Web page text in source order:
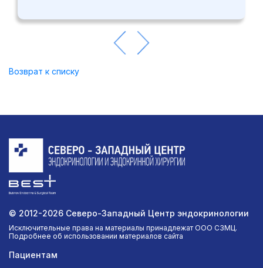
Возврат к списку
© 2012-2026 Северо-Западный Центр эндокринологии
Исключительные права на материалы принадлежат ООО СЗМЦ.
Подробнее об использовании материалов сайта
Пациентам